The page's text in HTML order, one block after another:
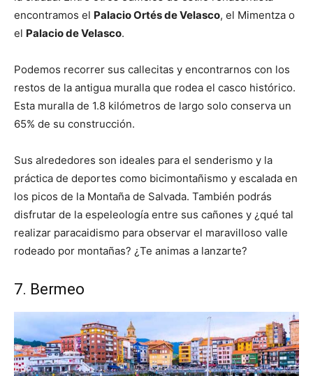
encontramos el Palacio Ortés de Velasco, el Mimentza o
el Palacio de Velasco.
Podemos recorrer sus callecitas y encontrarnos con los
restos de la antigua muralla que rodea el casco histórico.
Esta muralla de 1.8 kilómetros de largo solo conserva un
65% de su construcción.
Sus alrededores son ideales para el senderismo y la
práctica de deportes como bicimontañismo y escalada en
los picos de la Montaña de Salvada. También podrás
disfrutar de la espeleología entre sus cañones y ¿qué tal
realizar paracaidismo para observar el maravilloso valle
rodeado por montañas? ¿Te animas a lanzarte?
7. Bermeo